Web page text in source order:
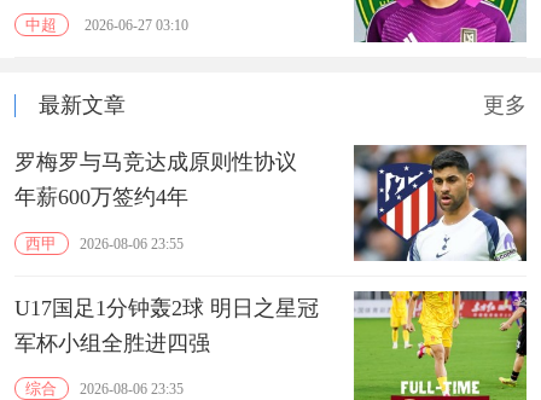
中超 2026-06-27 03:10
最新文章 更多
罗梅罗与马竞达成原则性协议
年薪600万签约4年
西甲 2026-08-06 23:55
U17国足1分钟轰2球 明日之星冠
军杯小组全胜进四强
综合 2026-08-06 23:35